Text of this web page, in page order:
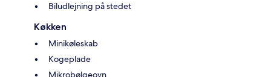
Biludlejning på stedet
Køkken
Minikøleskab
Kogeplade
Mikrobølgeovn